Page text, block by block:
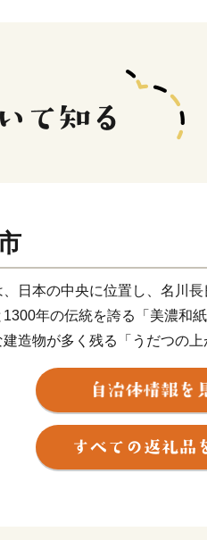
、日本の中央に位置し、名川
1300年の伝統を誇る「美濃和
造物が多く残る「うだつの
保存地区）」などがあり、伝
うだつの上がる町並み」で毎
は、数多くの独創的なあかり
し出されます。